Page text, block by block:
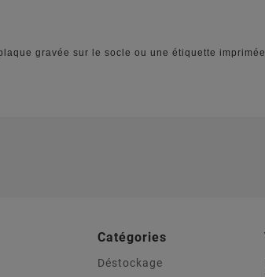
gravée sur le socle ou une étiquette
Catégories
Déstockage